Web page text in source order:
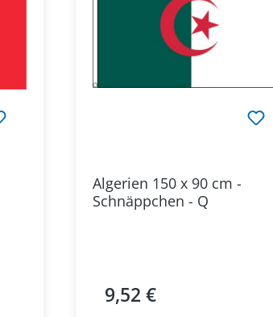
Algerien 150 x 90 cm -
Schnäppchen - Q
Regulärer Preis:
9,52 €